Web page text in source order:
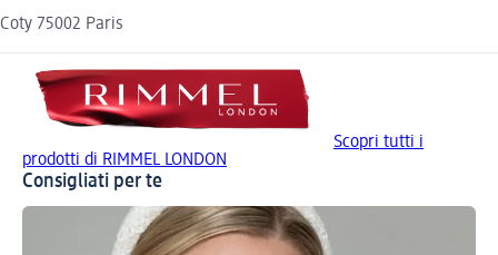
Coty 75002 Paris
Scopri tutti i
prodotti di RIMMEL LONDON
Consigliati per te